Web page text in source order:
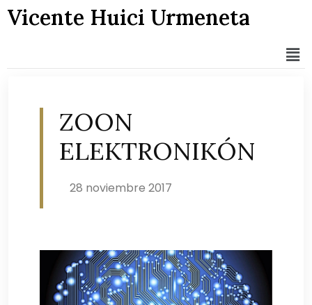
Vicente Huici Urmeneta
ZOON
ELEKTRONIKÓN
28 noviembre 2017